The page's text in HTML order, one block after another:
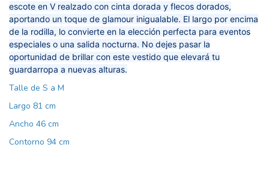
escote en V realzado con cinta dorada y flecos dorados,
aportando un toque de glamour inigualable. El largo por encima
de la rodilla, lo convierte en la elección perfecta para eventos
especiales o una salida nocturna. No dejes pasar la
oportunidad de brillar con este vestido que elevará tu
guardarropa a nuevas alturas.
Talle de S a M
Largo 81 cm
Ancho 46 cm
Contorno 94 cm